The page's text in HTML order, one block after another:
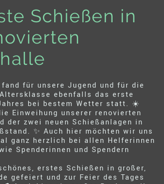
Schießen in
fand für unsere Jugend und für die
ebenfalls das erste
bei bestem Wetter statt. ☀️
Einweihung unserer renovierten
der zwei neuen Schießanlagen in
✨ Auch hier möchten wir uns
ganz herzlich bei allen Helferinnen
Spenderinnen und Spendern
erstes Schießen in großer,
gefeiert und zur Feier des Tages